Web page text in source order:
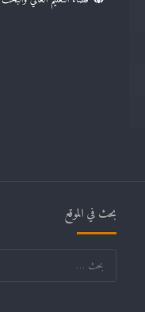
بحث في الموقع